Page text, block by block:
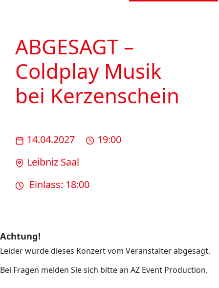
ABGESAGT –
Coldplay Musik
bei Kerzenschein
14.04.2027
19:00
Leibniz Saal
Einlass: 18:00
Achtung!
Leider wurde dieses Konzert vom Veranstalter abgesagt.
Bei Fragen melden Sie sich bitte an AZ Event Production.